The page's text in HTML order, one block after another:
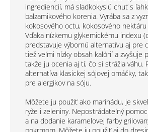
ingrediencií, má sladkokyslú chuť s
balzamikového korenia. Vyrába sa z
kokosového octu, kokosového
Vďaka nízkemu glykemickému indexu
predstavuje výbornú alternatívu aj pre
tiež veľmi nízky obsah kalórií a zvyšuje
takže ju ocenia aj tí, čo si strážia váhu.
alternatíva klasickej sójovej omáčky,
pre alergikov na sóju.
Môžete ju použiť ako marinádu, je
ryže i zeleniny. Nepostrádateľný
a na dodanie karamelovej farby